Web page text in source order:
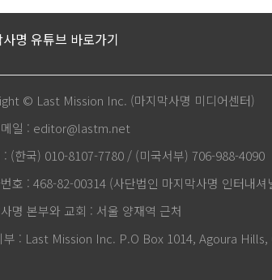
명 유튜브 바로가기
© Last Mission Inc. (마지막사명 미디어센터)
메일 : editor@lastm.net
: (한국) 010-8107-7780 / (미국서부) 706-988-4090
호 : 468-82-00314 (사단법인 마지막사명 인터내셔
명 본부와 교회 : 서울 양재역 근처
부 : Last Mission Inc. P.O Box 1014, Agoura Hills,